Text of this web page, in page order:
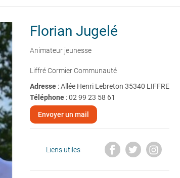
Florian Jugelé
Animateur jeunesse
Liffré Cormier Communauté
Adresse : Allée Henri Lebreton 35340 LIFFRE
Téléphone:02 99 23 58 61
Envoyer un mail
Liens utiles